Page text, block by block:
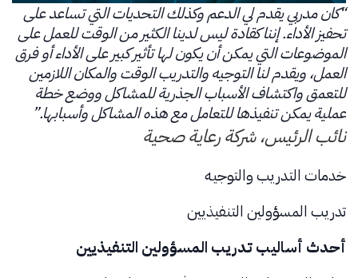
“كان مدربي يقدم لي الدعم وكذلك التحديات التي تساعد على
تحفيز الأداء. إننا كقادة ليس لدينا الكثير من الوقت للعمل على
الموضوعات التي يمكن أن يكون لها تأثير كبير على الأداء أو فرق
العمل، ويقدم لنا التوجيه والتدريب الوقت والمكان اللازمين
للتعمق واكتشاف الأسباب الجذرية للمشاكل ووضع خطة
عملية يمكن تنفيذها للتعامل مع هذه المشاكل وأسبابها.”
نائب الرئيس،شركة رعاية صحية
خدمات التدريب والتوجيه
تدريب المسؤولين التنفيذيين
أحدث أساليب تدريب المسؤولين التنفيذيين